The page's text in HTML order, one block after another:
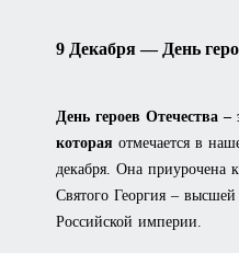
9 Декабря — День
День героев Отечества
которая отмечается в
декабря. Она приурочена
Святого Георгия –
Российской империи.